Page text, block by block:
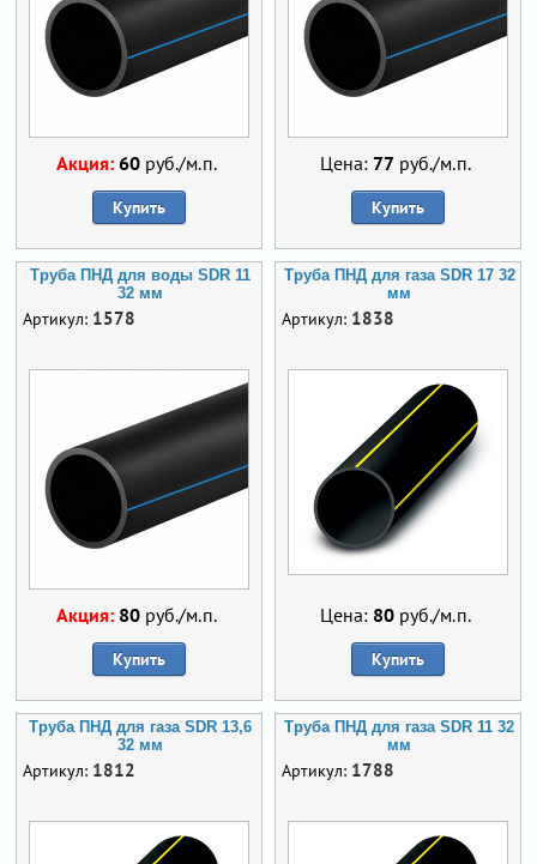
Акция: 60руб./м.п.
Купить
Цена: 77руб./м.п.
Купить
Труба ПНД для воды SDR 11
32 мм
Артикул: 1578
Акция: 80руб./м.п.
Купить
Труба ПНД для газа SDR 17 32
мм
Артикул: 1838
Цена: 80руб./м.п.
Купить
Труба ПНД для газа SDR 13,6
32 мм
Артикул: 1812
Труба ПНД для газа SDR 11 32
мм
Артикул: 1788